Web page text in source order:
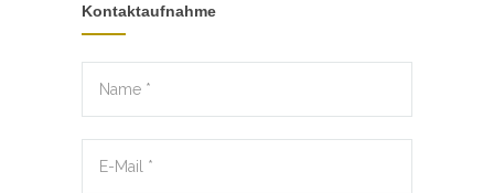
Kontaktaufnahme